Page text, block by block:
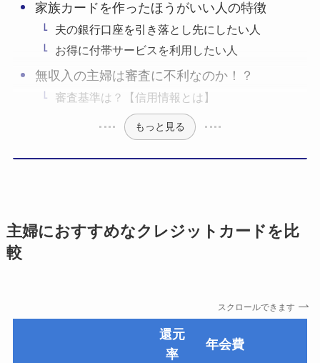
家族カードを作ったほうがいい人の特徴
夫の銀行口座を引き落とし先にしたい人
お得に付帯サービスを利用したい人
無収入の主婦は審査に不利なのか！？
審査基準は？【信用情報とは】
もっと見る
主婦におすすめなクレジットカードを比
較
スクロールできます
還元
率
年会費